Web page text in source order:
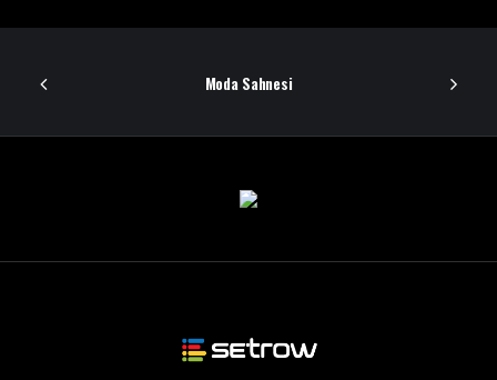
Moda Sahnesi